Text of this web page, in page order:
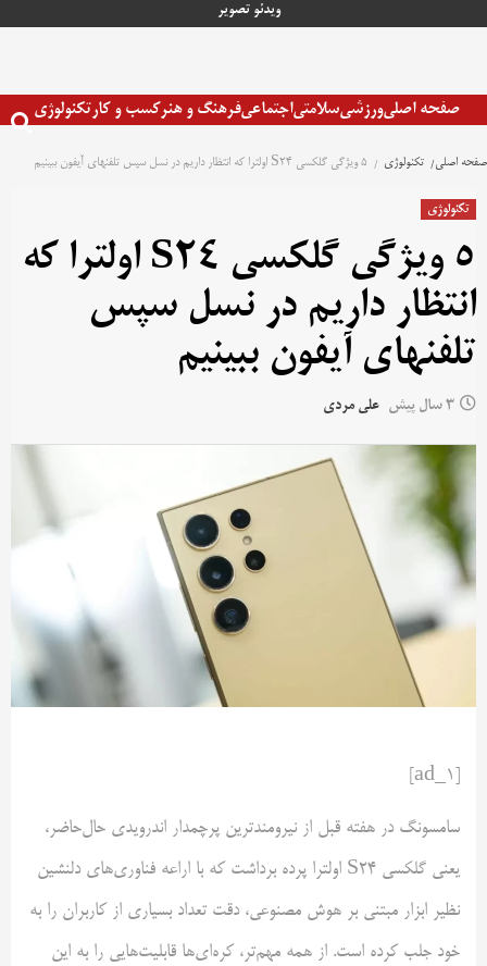
ویدئو تصویر
صفحه اصلیورزشیسلامتیاجتماعیفرهنگ و هنرکسب و کارتکنولوژی
صفحه اصلی تکنولوژی ۵ ویژگی گلکسی S24 اولترا که انتظار داریم در نسل سپس تلفنهای آیفون ببینیم
تکنولوژی
۵ ویژگی گلکسی S24 اولترا که
انتظار داریم در نسل سپس
تلفنهای آیفون ببینیم
3 سال پیش علی مردی
سامسونگ در هفته قبل از نیرومندترین پرچمدار اندرویدی حال‌حاضر،
یعنی گلکسی S24 اولترا پرده برداشت که با اراعه فناوری‌های دلنشین
نظیر ابزار مبتنی بر هوش مصنوعی، دقت تعداد بسیاری از کاربران را به
خود جلب کرده‌ است. از همه مهم‌تر، کره‌ای‌ها قابلیت‌هایی را به این